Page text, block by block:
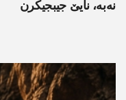
نه‌به‌، نایێ جیبجیکرن